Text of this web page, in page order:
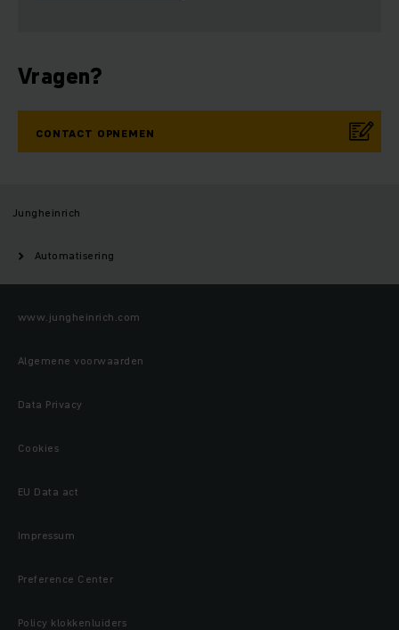
Vragen?
CONTACT OPNEMEN
Jungheinrich
Automatisering
www.jungheinrich.com
Algemene voorwaarden
Data Privacy
Cookies
EU Data act
Impressum
Preference Center
Policy klokkenluiders